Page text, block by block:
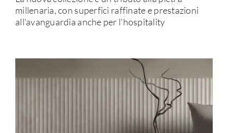
millenaria, con superfici raffinate e prestazioni
all'avanguardia anche per l'hospitality